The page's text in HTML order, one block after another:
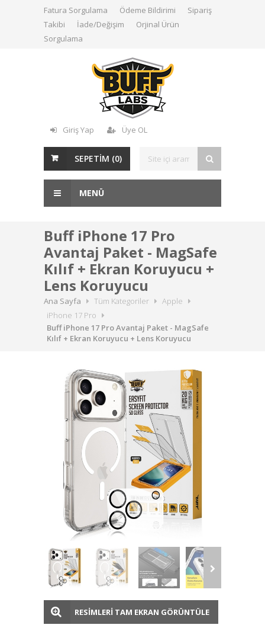
Fatura Sorgulama Ödeme Bildirimi
Sipariş
Takibi
İade/Değişim
Orjinal Ürün
Sorgulama
Giriş Yap Üye OL
SEPETİM (0)
MENÜ
Buff iPhone 17 Pro
Avantaj Paket - MagSafe
Kılıf + Ekran Koruyucu +
Lens Koruyucu
Ana Sayfa Tüm Kategoriler
Apple
iPhone 17 Pro
Buff iPhone 17 Pro Avantaj Paket - MagSafe
Kılıf + Ekran Koruyucu + Lens Koruyucu
RESİMLERİ TAM EKRAN GÖRÜNTÜLE